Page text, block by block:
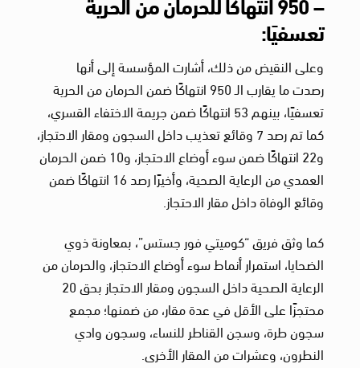
تعسفيًا:
وعلى النقيض من ذلك، أشارت المؤسسة إلى أنها
رصدت ما يقارب الـ 950 انتهاكًا ضمن الحرمان من الحرية
تعسفيًا، بينهم 53 انتهاكًا ضمن جريمة الاختفاء القسري،
كما تم رصد 7 وقائع تعذيب داخل السجون ومقار الاحتجاز،
و22 انتهاكًا ضمن سوء أوضاع الاحتجاز، و10 ضمن الحرمان
العمدي من الرعاية الصحية، وأخيرًا رصد 16 انتهاكًا ضمن
وقائع الوفاة داخل مقار الاحتجاز.
كما وثق فريق “كوميتي فور جستس”، بمعاونة ذوي
الضحايا، استمرار أنماط سوء أوضاع الاحتجاز، والحرمان من
الرعاية الصحية داخل السجون ومقار الاحتجاز بحق 20
محتجزًا على الأقل في عدة مقار، من ضمنها؛ مجمع
سجون طرة، وسجن القناطر للنساء، وسجون وادي
النطرون، وعشرات من المقار الأخرى.